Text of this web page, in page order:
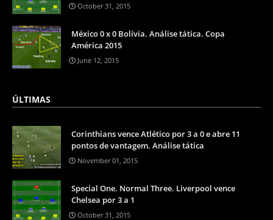
October 31, 2015
México 0 x 0 Bolívia. Análise tática. Copa
América 2015
June 12, 2015
ÚLTIMAS
Corinthians vence Atlético por 3 a 0 e abre 11
pontos de vantagem. Análise tática
November 01, 2015
Special One. Normal Three. Liverpool vence
Chelsea por 3 a 1
October 31, 2015